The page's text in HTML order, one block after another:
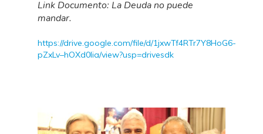
Link Documento: La Deuda no puede
mandar.
https://drive.google.com/file/d/1jxwTf4RTr7Y8HoG6-
pZxLv–hOXd0Iia/view?usp=drivesdk